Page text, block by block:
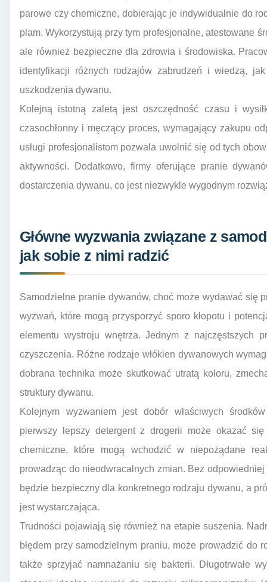
parowe czy chemiczne, dobierając je indywidualnie do
plam. Wykorzystują przy tym profesjonalne, atestowane
ale również bezpieczne dla zdrowia i środowiska.
identyfikacji różnych rodzajów zabrudzeń i wiedzą,
uszkodzenia dywanu.
Kolejną istotną zaletą jest oszczędność czasu i
czasochłonny i męczący proces, wymagający zakupu
usługi profesjonalistom pozwala uwolnić się od tych
aktywności. Dodatkowo, firmy oferujące pranie
dostarczenia dywanu, co jest niezwykle wygodnym
Główne wyzwania związane z
jak sobie z nimi radzić
Samodzielne pranie dywanów, choć może wydawać się
wyzwań, które mogą przysporzyć sporo kłopotu i
elementu wystroju wnętrza. Jednym z najczęstszych
czyszczenia. Różne rodzaje włókien dywanowych
dobrana technika może skutkować utratą koloru,
struktury dywanu.
Kolejnym wyzwaniem jest dobór właściwych
pierwszy lepszy detergent z drogerii może okazać
chemiczne, które mogą wchodzić w niepożądane
prowadząc do nieodwracalnych zmian. Bez
będzie bezpieczny dla konkretnego rodzaju dywanu, a
jest wystarczająca.
Trudności pojawiają się również na etapie suszenia.
błędem przy samodzielnym praniu, może prowadzić do
także sprzyjać namnażaniu się bakterii. Długotrwałe